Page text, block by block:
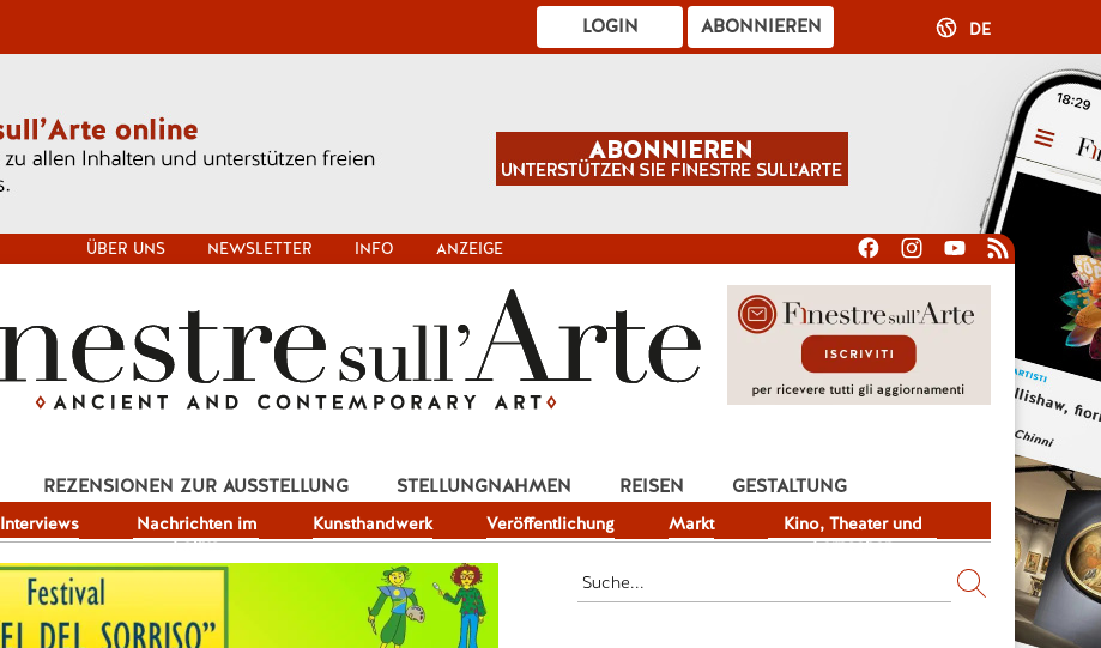
ABONNIEREN
LOGIN DE
ÜBER UNS NEWSLETTER INFO ANZEIGE
Interviews
Nachrichten im
Fokus
Kunsthandwerk Veröffentlichung Markt
Kino, Theater und
Fernsehen
REZENSIONEN ZUR AUSSTELLUNG STELLUNGNAHMEN REISEN
GESTALTUNG